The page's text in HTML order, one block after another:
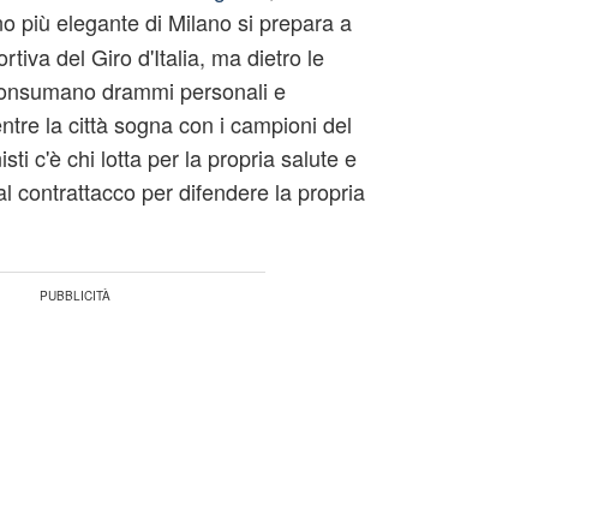
più elegante di Milano si prepara a
del Giro d'Italia, ma dietro le
drammi personali e
la città sogna con i campioni del
c'è chi lotta per la propria salute e
contrattacco per difendere la propria